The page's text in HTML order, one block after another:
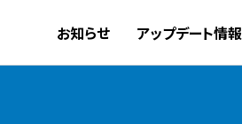
お知らせ アップデート情報